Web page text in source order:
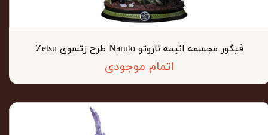
فیگور مجسمه انیمه ناروتو Naruto طرح زتسوی Zetsu
اتمام موجودی